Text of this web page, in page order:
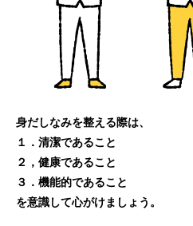
身だしなみを整える際は、
１．清潔であること
２，健康であること
３．機能的であること
を意識して心がけましょう。